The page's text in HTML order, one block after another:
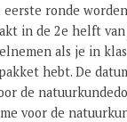
eerste ronde
in de 2e helft van
als je in
hebt. De
de
voor de